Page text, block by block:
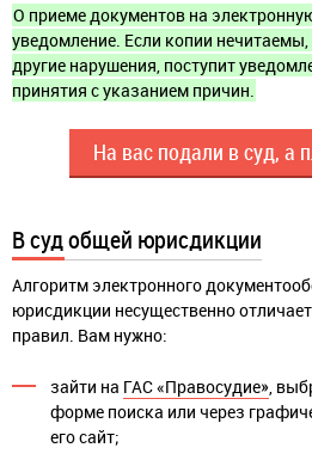
О приеме документов на
уведомление. Если копии
другие нарушения, поступит
принятия с указанием причин.
На вас подали в суд, а
В суд общей юрисдикции
Алгоритм электронного
юрисдикции несущественно
правил. Вам нужно:
зайти на ГАС «Правосудие»,
форме поиска или через
его сайт;